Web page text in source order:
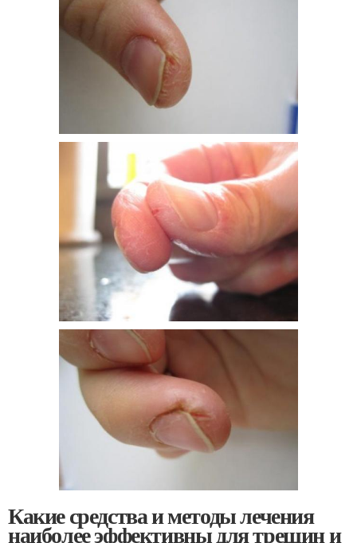
Какие средства и методы лечения
наиболее эффективны для трещин и